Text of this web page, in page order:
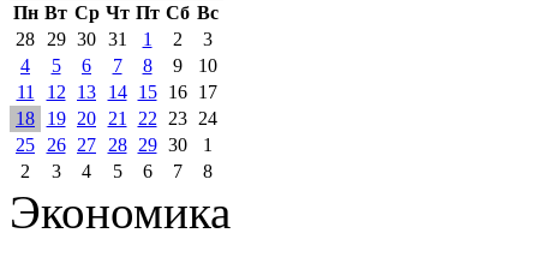
Пн Вт Ср Чт Пт Сб Вс
28
29 30 31 1 2
3
4
5 6 7 8 9
10
11
12 13 14 15 16
17
18
19 20 21 22 23
24
25
26 27 28 29 30
1
2
3 4 5 6 7 8
Экономика